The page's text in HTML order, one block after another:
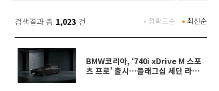
검색결과 총 1,023 건 최신순
정확도순
BMW코리아, ‘740i xDrive M 스포
츠 프로’ 출시…플래그십 세단 라인